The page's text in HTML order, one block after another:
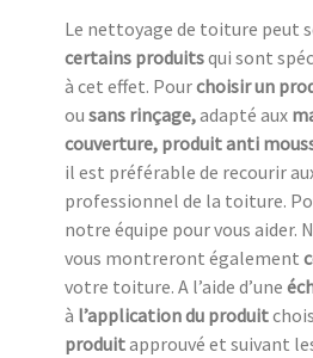
Le nettoyage de toiture peut
certains produitsqui sont
à cet effet. Pourchoisir un
ou sans rinçage,adapté aux
couverture, produit anti
il est préférable de recourir
professionnel de la toiture.
notre équipe pour vous aider.
vous montreront également
votre toiture. A l’aide d’une
à l’application du produit
produitapprouvé et suivant